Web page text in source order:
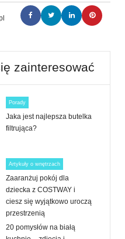
zainteresować
Porady
Jaka jest najlepsza butelka
filtrująca?
Artykuły o wnętrzach
Zaaranżuj pokój dla
dziecka z COSTWAY i
ciesz się wyjątkowo uroczą
przestrzenią
20 pomysłów na białą